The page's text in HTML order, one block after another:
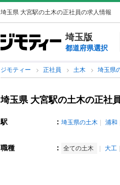
埼玉県 大宮駅の土木の正社員の求人情報
埼玉版
都道府県選択
ジモティー 正社員 土木 埼玉県
埼玉県 大宮駅の土木の正社
駅 ： 埼玉県の土木 浦和
職種 ： 全ての土木 大工